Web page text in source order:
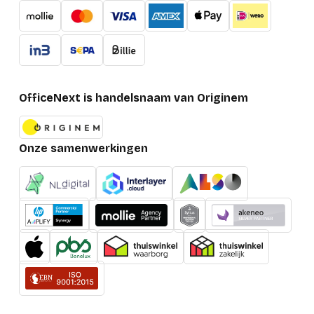
Camera voorzijde
Ja
Voorcamera HD-type
Vormfactor
Clamshell
Type product
Introductie maand
Maart
Eisen aan de omgeving
Maximale
verschepingshoogte 10,500 m
Energie
OfficeNext is handelsnaam van Originem
Onze samenwerkingen